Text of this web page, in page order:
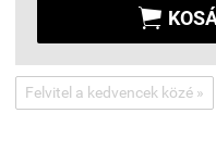

Felvitel a kedvencek közé »